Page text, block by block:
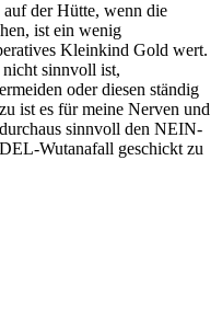
der Hütte, wenn die
ist ein wenig
Kleinkind Gold wert.
sinnvoll ist,
oder diesen ständig
ist es für meine Nerven und
sinnvoll den NEIN-
Wutanafall geschickt zu